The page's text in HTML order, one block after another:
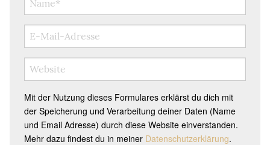
Mit der Nutzung dieses Formulares erklärst du dich mit
der Speicherung und Verarbeitung deiner Daten (Name
und Email Adresse) durch diese Website einverstanden.
Mehr dazu findest du in meiner Datenschutzerklärung.